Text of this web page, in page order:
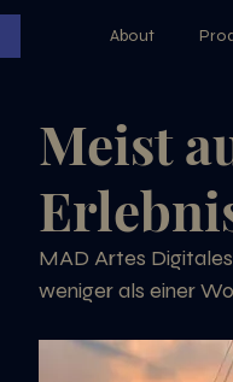
About
Meist
MAD Artes
weniger als einer